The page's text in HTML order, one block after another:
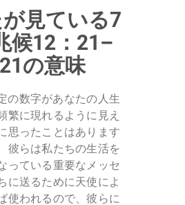
見ている7
候12：21–
の意味
の数字があなたの人生
繁に現れるように見え
思ったことはあります
彼らは私たちの生活を
っている重要なメッセ
に送るために天使によ
使われるので、彼らに